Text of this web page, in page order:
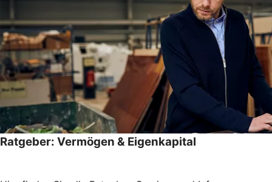
Ratgeber: Vermögen & Eigenkapital